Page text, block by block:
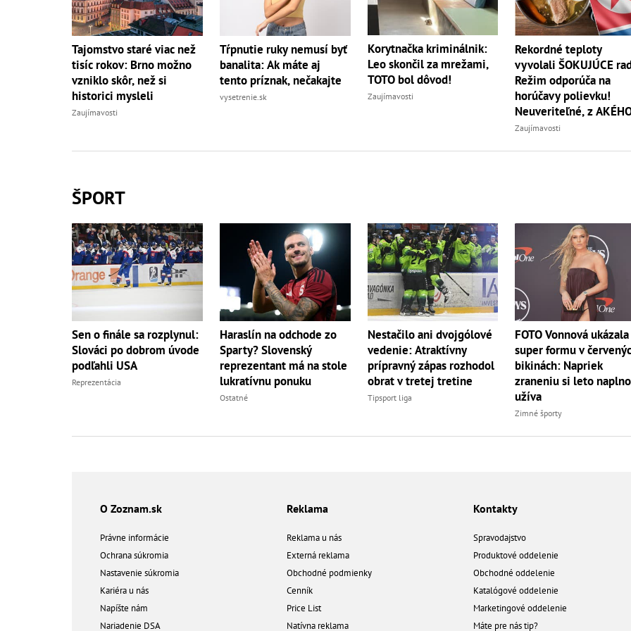
Tajomstvo staré viac než
tisíc rokov: Brno možno
vzniklo skôr, než si
historici mysleli
Zaujímavosti
Tŕpnutie ruky nemusí byť
banalita: Ak máte aj
tento príznak, nečakajte
vysetrenie.sk
Korytnačka kriminálnik:
Leo skončil za mrežami,
TOTO bol dôvod!
Zaujímavosti
Rekordné teploty
vyvolali ŠOKUJÚCE
Režim odporúča na
horúčavy polievku!
Neuveriteľné, z
zvierata
Zaujímavosti
ŠPORT
Sen o finále sa rozplynul:
Slováci po dobrom úvode
podľahli USA
Reprezentácia
Haraslín na odchode zo
Sparty? Slovenský
reprezentant má na stole
lukratívnu ponuku
Ostatné
Nestačilo ani dvojgólové
vedenie: Atraktívny
prípravný zápas rozhodol
obrat v tretej tretine
Tipsport liga
FOTO Vonnová ukázala
super formu v
bikinách: Napriek
zraneniu si leto naplno
užíva
Zimné športy
O Zoznam.sk
Právne informácie
Ochrana súkromia
Nastavenie súkromia
Kariéra u nás
Napíšte nám
Nariadenie DSA
Reklama
Reklama u nás
Externá reklama
Obchodné podmienky
Cenník
Price List
Natívna reklama
Kontakty
Spravodajstvo
Produktové oddelenie
Obchodné oddelenie
Katalógové oddelenie
Marketingové oddelenie
Máte pre nás tip?